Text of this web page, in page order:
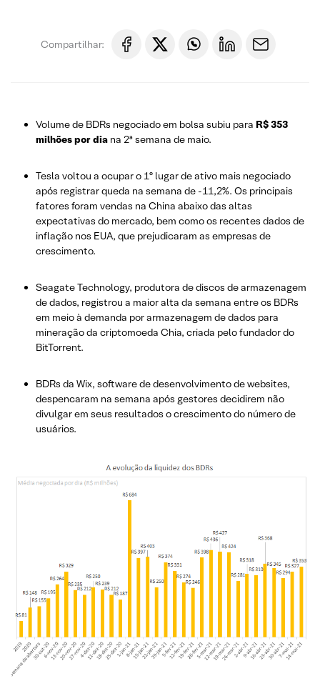
Compartilhar:
Volume de BDRs negociado em bolsa subiu para R$ 353
milhões por dia na 2ª semana de maio.
Tesla voltou a ocupar o 1º lugar de ativo mais negociado
após registrar queda na semana de -11,2%. Os principais
fatores foram vendas na China abaixo das altas
expectativas do mercado, bem como os recentes dados de
inflação nos EUA, que prejudicaram as empresas de
crescimento.
Seagate Technology, produtora de discos de armazenagem
de dados, registrou a maior alta da semana entre os BDRs
em meio à demanda por armazenagem de dados para
mineração da criptomoeda Chia, criada pelo fundador do
BitTorrent.
BDRs da Wix, software de desenvolvimento de websites,
despencaram na semana após gestores decidirem não
divulgar em seus resultados o crescimento do número de
usuários.